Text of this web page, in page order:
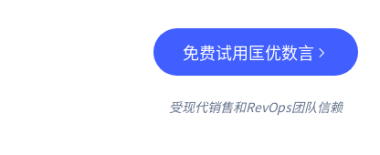
管理里程碑、负责人、交付和进度。
用于看板、KPI复盘和经营分析。
帮助新用户和团队快速上手。
免费试用匡优数言
受现代销售和RevOps团队信赖